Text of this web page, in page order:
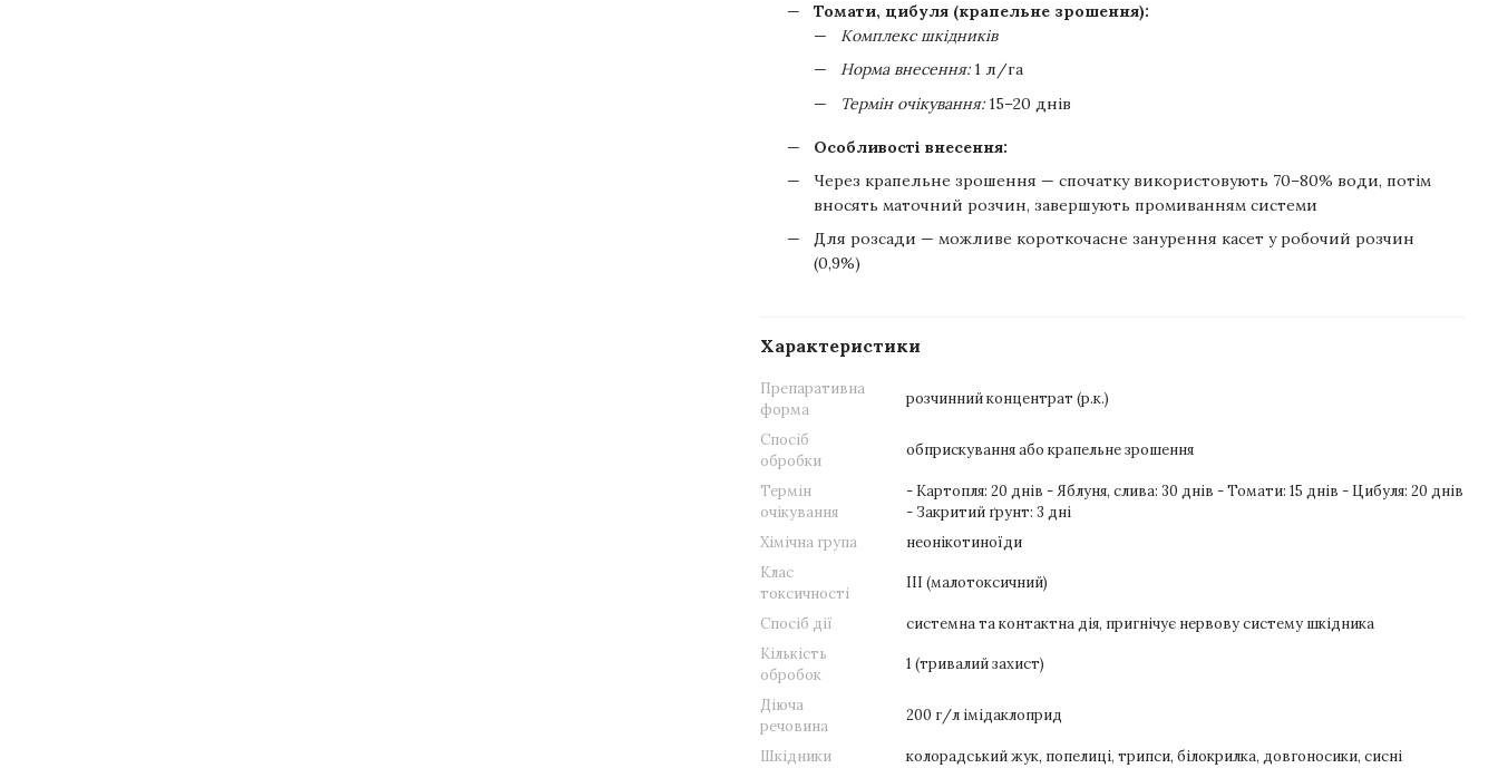
Томати, цибуля (крапельне зрошення):
Комплекс шкідників
Норма внесення:1 л/га
Термін очікування:15–20 днів
Особливості внесення:
Через крапельне зрошення — спочатку використовують 70–80% води, потім
вносять маточний розчин, завершують промиванням системи
Для розсади — можливе короткочасне занурення касет у робочий розчин
(0,9%)
Характеристики
Препаративна
форма
розчинний концентрат (р.к.)
Спосіб
обробки
обприскування або крапельне зрошення
Термін
очікування
- Картопля: 20 днів - Яблуня, слива: 30 днів - Томати: 15 днів - Цибуля: 20 днів
- Закритий ґрунт: 3 дні
Хімічна група
неонікотиноїди
Клас
токсичності
III (малотоксичний)
Спосіб дії
системна та контактна дія, пригнічує нервову систему шкідника
Кількість
обробок
1 (тривалий захист)
Діюча
речовина
200 г/л імідаклоприд
Шкідники колорадський жук, попелиці, трипси, білокрилка, довгоносики, сисні